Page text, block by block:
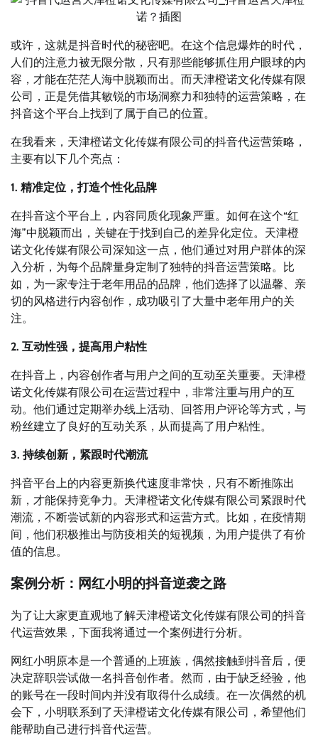
或许，这就是抖音时代的秘密吧。在这个信息爆炸的时代，
人们的注意力被无限分散，只有那些能够抓住用户眼球的内
容，才能在茫茫人海中脱颖而出。而天津橙诺文化传媒有限
公司，正是凭借其敏锐的市场洞察力和独特的运营策略，在
抖音这个平台上找到了属于自己的位置。
在我看来，天津橙诺文化传媒有限公司的抖音代运营策略，
主要有以下几个亮点：
1. 精准定位，打造个性化品牌
在抖音这个平台上，内容同质化现象严重。如何在这个“红
海”中脱颖而出，关键在于找到自己的差异化定位。天津橙
诺文化传媒有限公司深知这一点，他们通过对用户群体的深
入分析，为每个品牌量身定制了独特的抖音运营策略。比
如，为一家专注于老年用品的品牌，他们选择了以温馨、亲
切的风格进行内容创作，成功吸引了大量中老年用户的关
注。
2. 互动性强，提高用户粘性
在抖音上，内容创作者与用户之间的互动至关重要。天津橙
诺文化传媒有限公司在运营过程中，非常注重与用户的互
动。他们通过定期举办线上活动、回答用户评论等方式，与
粉丝建立了良好的互动关系，从而提高了用户粘性。
3. 持续创新，紧跟时代潮流
抖音平台上的内容更新换代速度非常快，只有不断推陈出
新，才能保持竞争力。天津橙诺文化传媒有限公司紧跟时代
潮流，不断尝试新的内容形式和运营方式。比如，在疫情期
间，他们积极推出与防疫相关的短视频，为用户提供了有价
值的信息。
案例分析：网红小明的抖音逆袭之路
为了让大家更直观地了解天津橙诺文化传媒有限公司的抖音
代运营效果，下面我将通过一个案例进行分析。
网红小明原本是一个普通的上班族，偶然接触到抖音后，便
决定辞职尝试做一名抖音创作者。然而，由于缺乏经验，他
的账号在一段时间内并没有取得什么成绩。在一次偶然的机
会下，小明联系到了天津橙诺文化传媒有限公司，希望他们
能帮助自己进行抖音代运营。